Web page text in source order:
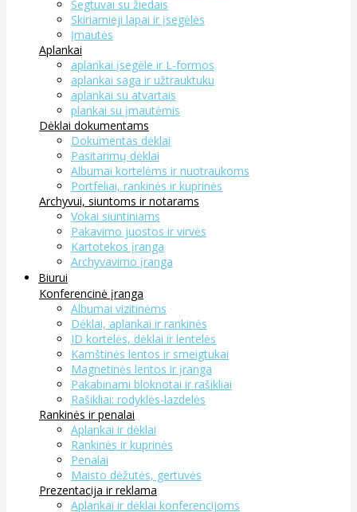
Segtuvai su žiedais
Skiriamieji lapai ir įsegėlės
Įmautės
Aplankai
aplankai įsegėle ir L-formos
aplankai saga ir užtrauktuku
aplankai su atvartais
plankai su įmautėmis
Dėklai dokumentams
Dokumentas dėklai
Pasitarimų dėklai
Albumai kortelėms ir nuotraukoms
Portfeliai, rankinės ir kuprinės
Archyvui, siuntoms ir notarams
Vokai siuntiniams
Pakavimo juostos ir virvės
Kartotekos įranga
Archyvavimo įranga
Biurui
Konferencinė įranga
Albumai vizitinėms
Dėklai, aplankai ir rankinės
ID kortelės, dėklai ir lentelės
Kamštinės lentos ir smeigtukai
Magnetinės lentos ir įranga
Pakabinami bloknotai ir rašikliai
Rašikliai: rodyklės-lazdelės
Rankinės ir penalai
Aplankai ir dėklai
Rankinės ir kuprinės
Penalai
Maisto dėžutės, gertuvės
Prezentacija ir reklama
Aplankai ir dėklai konferencijoms